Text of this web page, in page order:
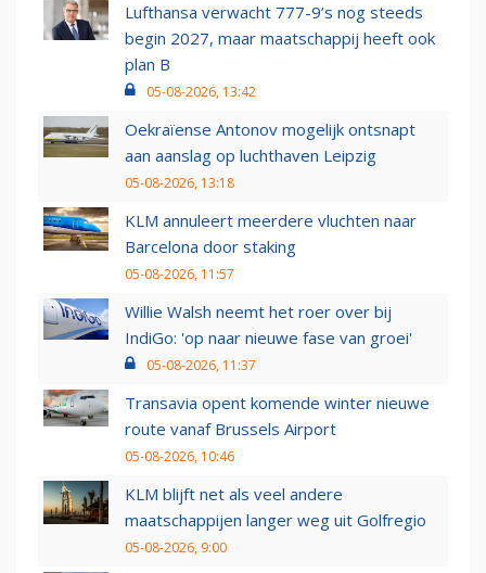
Lufthansa verwacht 777-9’s nog steeds
begin 2027, maar maatschappij heeft ook
plan B
05-08-2026, 13:42
Oekraïense Antonov mogelijk ontsnapt
aan aanslag op luchthaven Leipzig
05-08-2026, 13:18
KLM annuleert meerdere vluchten naar
Barcelona door staking
05-08-2026, 11:57
Willie Walsh neemt het roer over bij
IndiGo: 'op naar nieuwe fase van groei'
05-08-2026, 11:37
Transavia opent komende winter nieuwe
route vanaf Brussels Airport
05-08-2026, 10:46
KLM blijft net als veel andere
maatschappijen langer weg uit Golfregio
05-08-2026, 9:00